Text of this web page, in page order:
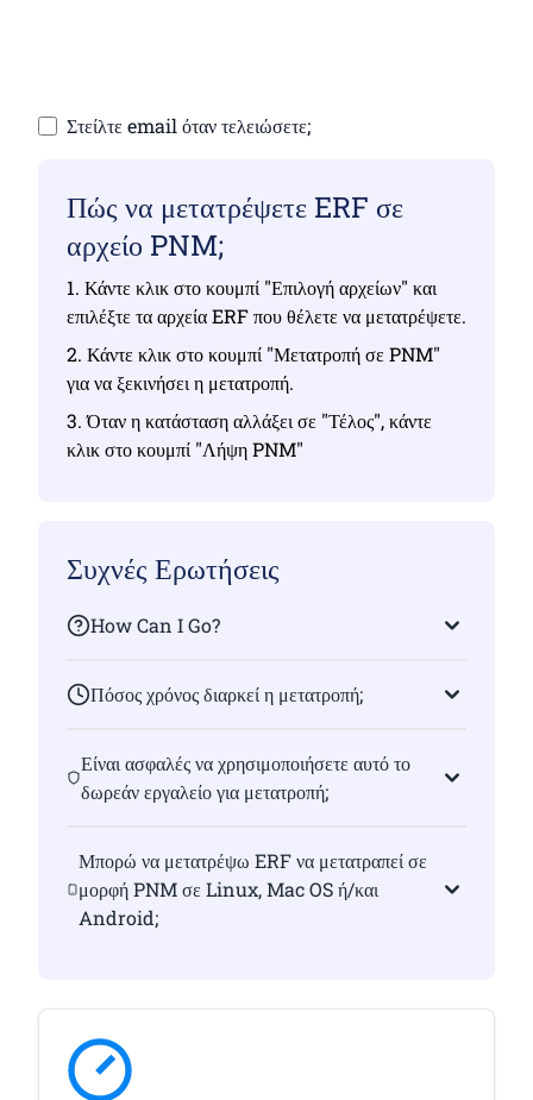
Στείλτε email όταν τελειώσετε;
Πώς να μετατρέψετε ERF σε
αρχείο PNM;
1. Κάντε κλικ στο κουμπί "Επιλογή αρχείων" και
επιλέξτε τα αρχεία ERF που θέλετε να μετατρέψετε.
2. Κάντε κλικ στο κουμπί "Μετατροπή σε PNM"
για να ξεκινήσει η μετατροπή.
3. Όταν η κατάσταση αλλάξει σε "Τέλος", κάντε
κλικ στο κουμπί "Λήψη PNM"
Συχνές Ερωτήσεις
How Can I Go?
Πόσος χρόνος διαρκεί η μετατροπή;
Είναι ασφαλές να χρησιμοποιήσετε αυτό το
δωρεάν εργαλείο για μετατροπή;
Μπορώ να μετατρέψω ERF να μετατραπεί σε
μορφή PNM σε Linux, Mac OS ή/και
Android;